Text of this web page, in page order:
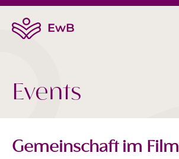
Events
Gemeinschaft im Film